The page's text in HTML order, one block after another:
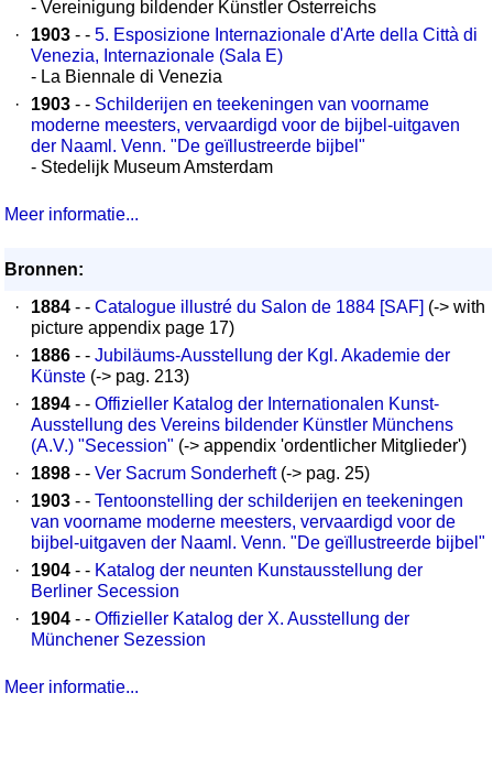
- Vereinigung bildender Künstler Österreichs
·
1903 - - 5. Esposizione Internazionale d'Arte della Città di
Venezia, Internazionale (Sala E)
- La Biennale di Venezia
·
1903 - - Schilderijen en teekeningen van voorname
moderne meesters, vervaardigd voor de bijbel-uitgaven
der Naaml. Venn. "De geïllustreerde bijbel"
- Stedelijk Museum Amsterdam
Meer informatie...
Bronnen:
·
1884 - - Catalogue illustré du Salon de 1884 [SAF] (-> with
picture appendix page 17)
·
1886 - - Jubiläums-Ausstellung der Kgl. Akademie der
Künste (-> pag. 213)
·
1894 - - Offizieller Katalog der Internationalen Kunst-
Ausstellung des Vereins bildender Künstler Münchens
(A.V.) "Secession" (-> appendix 'ordentlicher Mitglieder')
·
1898 - - Ver Sacrum Sonderheft(-> pag. 25)
·
1903 - - Tentoonstelling der schilderijen en teekeningen
van voorname moderne meesters, vervaardigd voor de
bijbel-uitgaven der Naaml. Venn. "De geïllustreerde bijbel"
·
1904 - - Katalog der neunten Kunstausstellung der
Berliner Secession
·
1904 - - Offizieller Katalog der X. Ausstellung der
Münchener Sezession
Meer informatie...